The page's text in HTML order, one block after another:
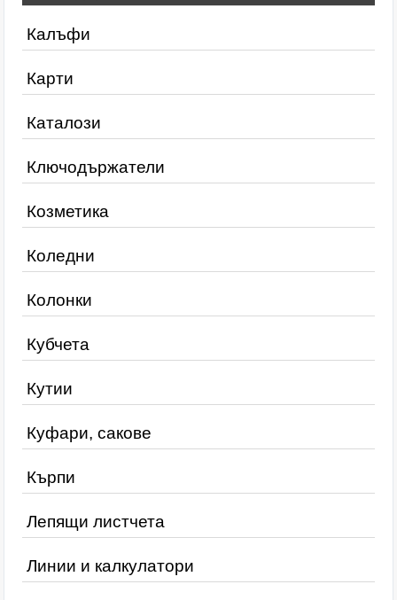
Калъфи
Карти
Каталози
Ключодържатели
Козметика
Коледни
Колонки
Кубчета
Кутии
Куфари, сакове
Кърпи
Лепящи листчета
Линии и калкулатори